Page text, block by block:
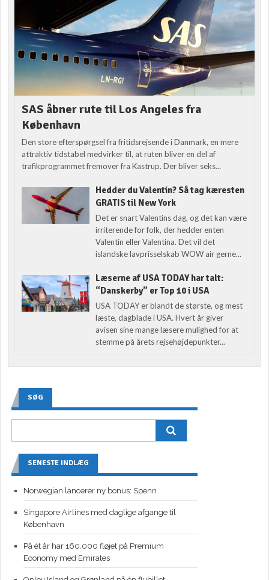
SAS åbner rute til Los Angeles fra
København
Den store efterspørgsel fra fritidsrejsende i Danmark, en mere
attraktiv tidstabel medvirker til, at ruten bliver en del af
trafikprogrammet fremover fra Kastrup. Der bliver seks...
Hedder du Valentin? Så tag kæresten
GRATIS til New York
Det er snart Valentins dag, og det kan være
irriterende for folk, der hedder enten
Valentin eller Valentina. Det vil det
islandske lavprisselskab WOW air gerne...
Læserne af USA TODAY har talt:
“Danskerby” er Top 10 i USA
USA TODAY er blandt de største, og mest
læste, dagblade i USA. Hvert år giver
avisen sine mange læsere mulighed for at
stemme på årets rejsehøjdepunkter...
SØG
SENESTE INDLÆG
Norwegian lancerer ny bonus: Spenn
Singapore Airlines med daglige afgange til
København
På ét år har 160.000 fløjet på Premium
Economy med Emirates